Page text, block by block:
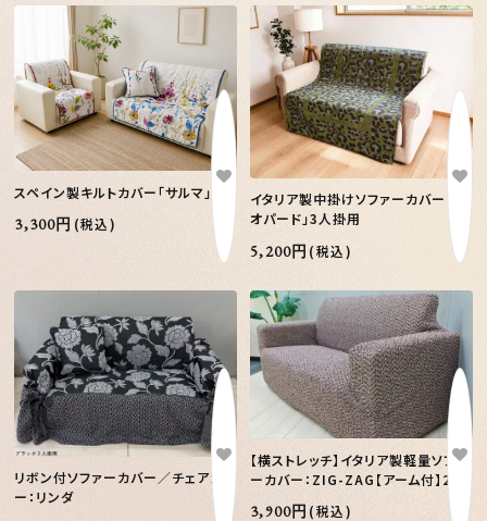
スペイン製キルトカバー「サルマ」
3,300円 (税込)
イタリア製中掛けソファーカバー 「レ
オパード」3人掛用
5,200円 (税込)
リボン付ソファーカバー／チェアカバ
ー：リンダ
【横ストレッチ】イタリア製軽量ソファ
ーカバー：ZIG-ZAG【アーム付】2P
3,900円 (税込)